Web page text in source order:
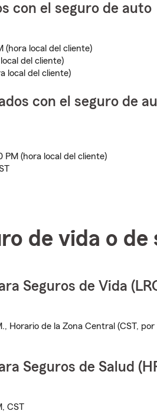
con el seguro de auto
(hora local del cliente)
del cliente)
local del cliente)
con el seguro de
PM (hora local del cliente)
de vida o de
Seguros de Vida
Horario de la Zona Central (CST, por
Seguros de Salud
CST